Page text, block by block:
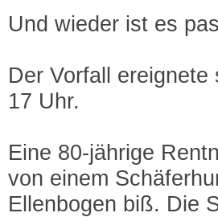
Und wieder ist es
Der Vorfall
17 Uhr.
Eine 80-jährige
von einem
Ellenbogen biß. Die